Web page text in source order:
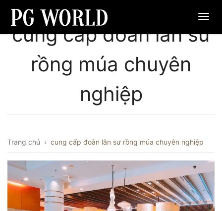
cung cấp đoàn lân sư
rồng múa chuyên
nghiệp
Trang chủ › cung cấp đoàn lân sư rồng múa chuyên nghiệp